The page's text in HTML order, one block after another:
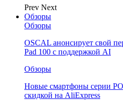
Prev Next
Обзоры
Обзоры
OSCAL анонсирует свой
Pad 100 с поддержкой AI
Обзоры
Новые смартфоны серии
скидкой на AliExpress